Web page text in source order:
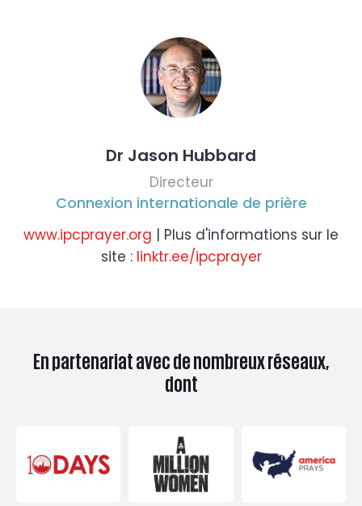
Dr Jason Hubbard
Directeur
Connexion internationale de prière
www.ipcprayer.org | Plus d'informations sur le
site : linktr.ee/ipcprayer
En partenariat avec de nombreux réseaux,
dont